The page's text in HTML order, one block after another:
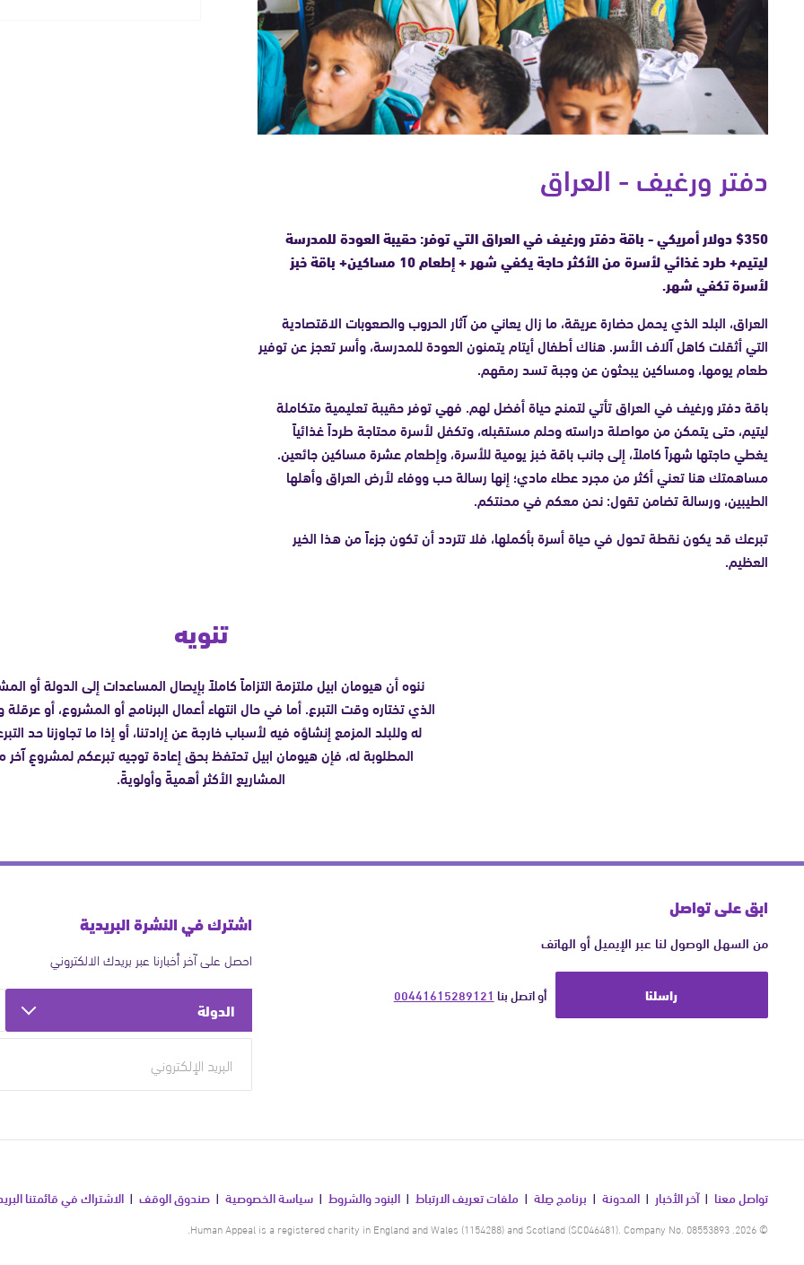
دفتر ورغيف - العراق
$350 دولار أمريكي - باقة دفتر ورغيف في العراق التي توفر: حقيبة العودة للمدرسة
ليتيم+ طرد غذائي لأسرة من الأكثر حاجة يكفي شهر + إطعام 10 مساكين+ باقة خبز
لأسرة تكفي شهر.
العراق، البلد الذي يحمل حضارة عريقة، ما زال يعاني من آثار الحروب والصعوبات الاقتصادية
التي أثقلت كاهل آلاف الأسر. هناك أطفال أيتام يتمنون العودة للمدرسة، وأسر تعجز عن توفير
طعام يومها، ومساكين يبحثون عن وجبة تسد رمقهم.
باقة دفتر ورغيف في العراق تأتي لتمنح حياة أفضل لهم. فهي توفر حقيبة تعليمية متكاملة
ليتيم، حتى يتمكن من مواصلة دراسته وحلم مستقبله، وتكفل لأسرة محتاجة طرداً غذائياً
يغطي حاجتها شهراً كاملاً، إلى جانب باقة خبز يومية للأسرة، وإطعام عشرة مساكين جائعين.
مساهمتك هنا تعني أكثر من مجرد عطاء مادي؛ إنها رسالة حب ووفاء لأرض العراق وأهلها
الطيبين، ورسالة تضامن تقول: نحن معكم في محنتكم.
تبرعك قد يكون نقطة تحول في حياة أسرة بأكملها، فلا تتردد أن تكون جزءاً من هذا الخير
العظيم.
تنويه
ننوه أن هيومان ابيل ملتزمة التزاماً كاملاً بإيصال المساعدات إلى الدولة أو
الذي تختاره وقت التبرع. أما في حال انتهاء أعمال البرنامج أو المشروع، أو عرقلة
له وللبلد المزمع إنشاؤه فيه لأسباب خارجة عن إرادتنا، أو إذا ما تجاوزنا حد
المطلوبة له، فإن هيومان ابيل تحتفظ بحق إعادة توجيه تبرعكم لمشروعٍ آخر
المشاريع الأكثر أهميةً وأولويةً.
ابق على تواصل
من السهل الوصول لنا عبر الإيميل أو الهاتف
راسلنا أو اتصل بنا 00441615289121
اشترك في النشرة البريدية
احصل على آخر أخبارنا عبر بريدك الالكتروني
الدولة
تواصل معنا آخر الأخبار المدونة برنامج صِلة ملفات تعريف الارتباط البنود والشروط سياسة الخصوصية صندوق الوقف الاشتراك في قائمتنا
© 2026. Human Appeal is a registered charity in England and Wales (1154288) and Scotland (SC046481). Company No. 08553893.